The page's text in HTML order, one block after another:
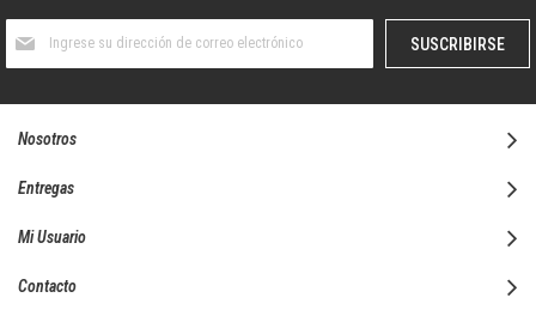
boletín
SUSCRIBIRSE
Nosotros
Entregas
Mi Usuario
Contacto